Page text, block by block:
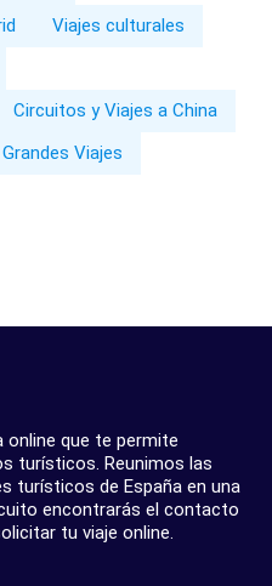
Viajes culturales
Circuitos y Viajes a China
Grandes Viajes
que te permite
turísticos. Reunimos las
turísticos de España en una
encontrarás el contacto
tu viaje online.